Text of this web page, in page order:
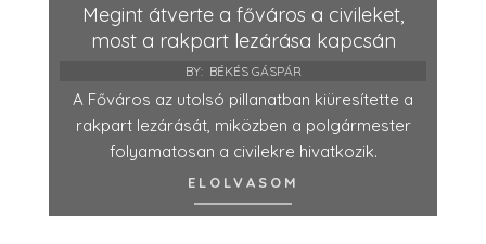
Megint átverte a főváros a civileket,
most a rakpart lezárása kapcsán
BY: BÉKÉS GÁSPÁR
A Főváros az utolsó pillanatban kiüresítette a
rakpart lezárását, miközben a polgármester
folyamatosan a civilekre hivatkozik.
ELOLVASOM